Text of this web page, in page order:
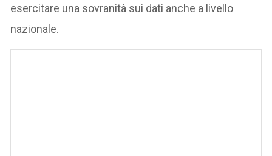
esercitare una sovranità sui dati anche a livello
nazionale.